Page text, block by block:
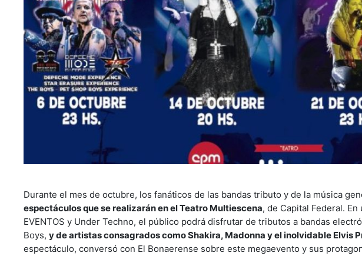
Durante el mes de octubre, los fanáticos de las bandas tributo y de la música
espectáculos que se realizarán en el Teatro Multiescena, de Capital Federal.
EVENTOS y Under Techno, el público podrá disfrutar de tributos a bandas
Boys, y de artistas consagrados como Shakira, Madonna y el inolvidable Elvis
espectáculo, conversó con El Bonaerense sobre este megaevento y sus